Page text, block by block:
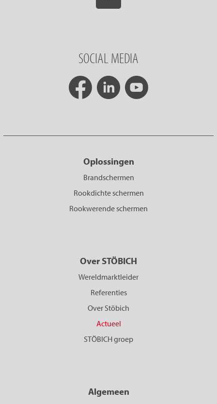
SOCIAL MEDIA
Oplossingen
Brandschermen
Rookdichte schermen
Rookwerende schermen
Over STÖBICH
Wereldmarktleider
Referenties
Over Stöbich
Actueel
STÖBICH groep
Algemeen